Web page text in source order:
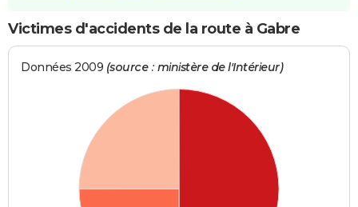
Victimes d'accidents de la route à Gabre
Données 2009 (source : ministère de l'Intérieur)